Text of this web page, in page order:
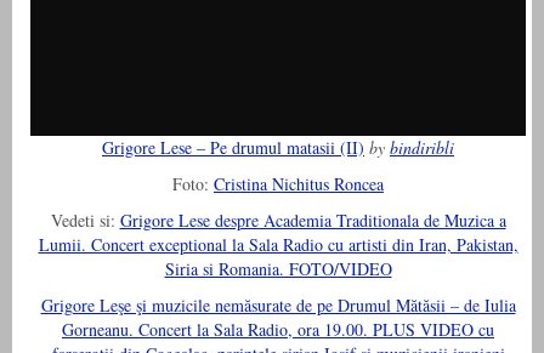
Grigore Lese – Pe drumul matasii (II) by bindiribli
Foto: Cristina Nichitus Roncea
Vedeti si: Grigore Lese despre Academia Traditionala de Muzica a
Lumii. Concert exceptional la Sala Radio cu artisti din Iran, Pakistan,
Siria si Romania. FOTO/VIDEO
Grigore Leşe şi muzicile nemăsurate de pe Drumul Mătăsii – de Iulia
Gorneanu. Concert la Sala Radio, ora 19.00. PLUS VIDEO cu